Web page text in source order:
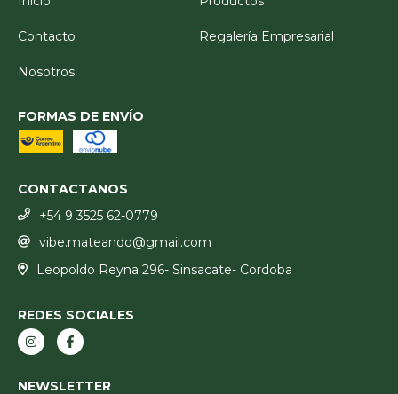
Contacto Regalería Empresarial
Nosotros
FORMAS DE ENVÍO
CONTACTANOS
+54 9 3525 62-0779
vibe.mateando@gmail.com
Leopoldo Reyna 296- Sinsacate- Cordoba
REDES SOCIALES
NEWSLETTER